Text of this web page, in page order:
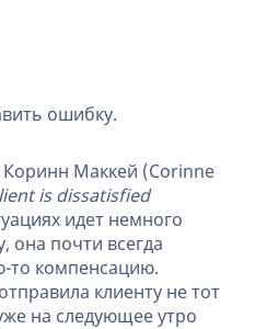
ошибку.
Маккей (Corinne
is dissatisfied
идет немного
она почти всегда
то компенсацию.
клиенту не тот
на следующее утро